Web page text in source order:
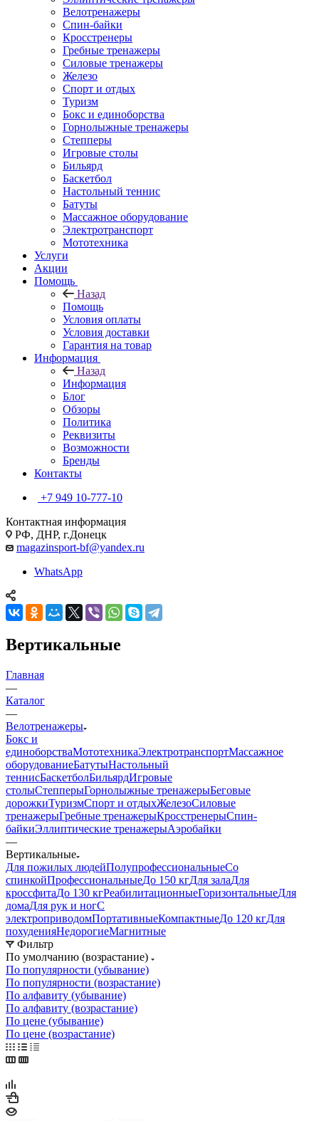
Велотренажеры
Спин-байки
Кросстренеры
Гребные тренажеры
Силовые тренажеры
Железо
Спорт и отдых
Туризм
Бокс и единоборства
Горнолыжные тренажеры
Степперы
Игровые столы
Бильярд
Баскетбол
Настольный теннис
Батуты
Массажное оборудование
Электротранспорт
Мототехника
Услуги
Акции
Помощь
Назад
Помощь
Условия оплаты
Условия доставки
Гарантия на товар
Информация
Назад
Информация
Блог
Обзоры
Политика
Реквизиты
Возможности
Бренды
Контакты
+7 949 10-777-10
Контактная информация
РФ, ДНР, г.Донецк
magazinsport-bf@yandex.ru
WhatsApp
Вертикальные
Главная
—
Каталог
—
Велотренажеры
Бокс и
единоборстваМототехникаЭлектротранспортМассажное
оборудованиеБатутыНастольный
теннисБаскетболБильярдИгровые
столыСтепперыГорнолыжные тренажерыБеговые
дорожкиТуризмСпорт и отдыхЖелезоСиловые
тренажерыГребные тренажерыКросстренерыСпин-
байкиЭллиптические тренажерыАэробайки
—
Вертикальные
Для пожилых людейПолупрофессиональныеСо
спинкойПрофессиональныеДо 150 кгДля залаДля
кроссфитаДо 130 кгРеабилитационныеГоризонтальныеДля
домаДля рук и ногС
электроприводомПортативныеКомпактныеДо 120 кгДля
похуденияНедорогиеМагнитные
Фильтр
По умолчанию (возрастание)
По популярности (убывание)
По популярности (возрастание)
По алфавиту (убывание)
По алфавиту (возрастание)
По цене (убывание)
По цене (возрастание)